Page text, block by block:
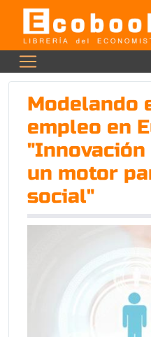
Modelando
empleo en
"Innovación
un motor
social"